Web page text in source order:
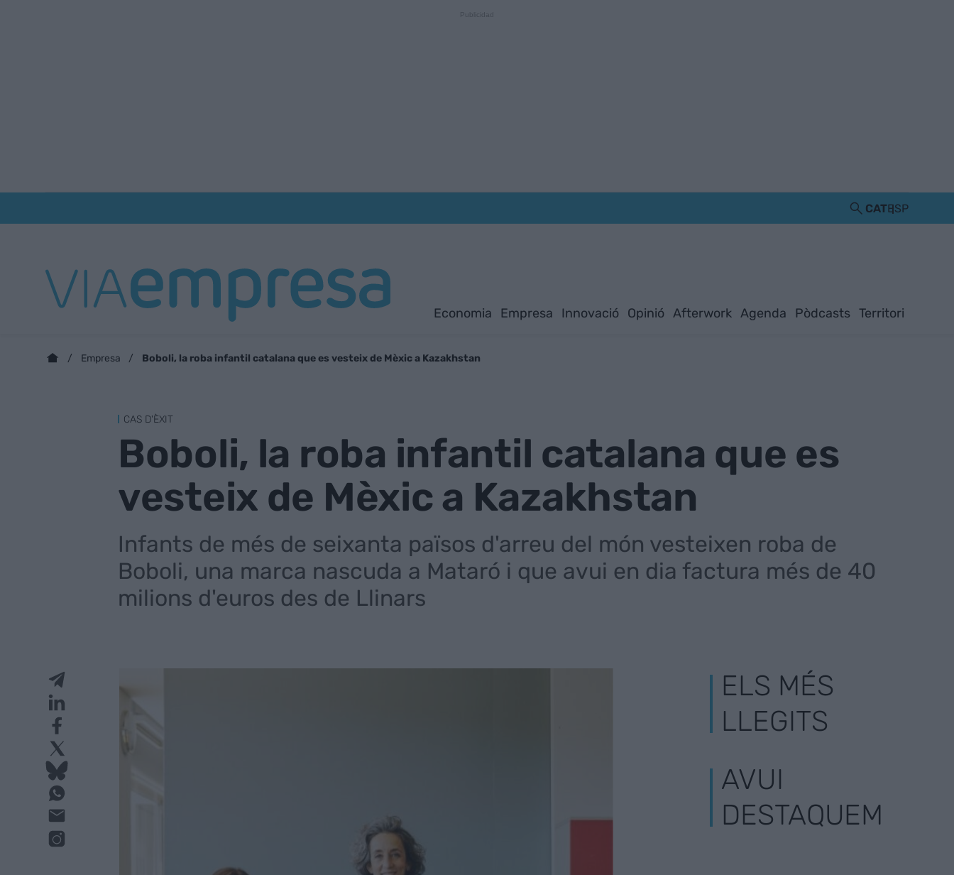
CATESP
Economia Empresa Innovació Opinió Afterwork Agenda Pòdcasts Territori
Empresa Boboli, la roba infantil catalana que es vesteix de Mèxic a Kazakhstan
CAS D'ÈXIT
Boboli, la roba infantil catalana que es
vesteix de Mèxic a Kazakhstan
Infants de més de seixanta països d'arreu del món vesteixen roba de
Boboli, una marca nascuda a Mataró i que avui en dia factura més de 40
milions d'euros des de Llinars
ELS MÉS
LLEGITS
AVUI
DESTAQUEM